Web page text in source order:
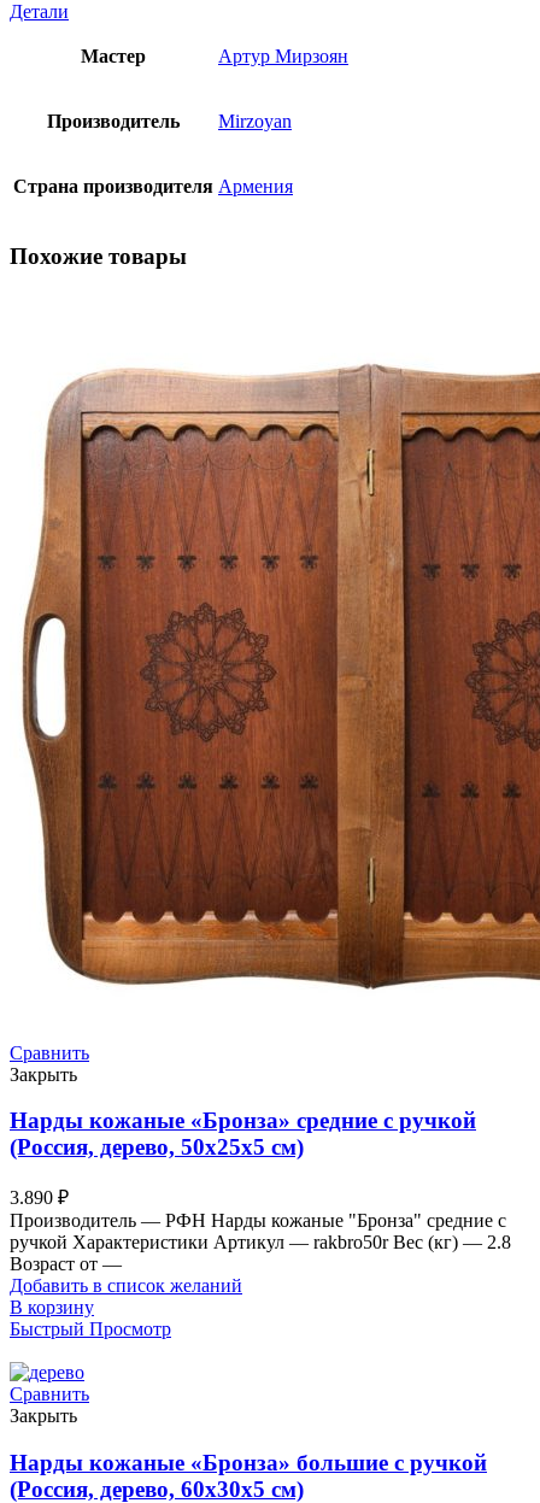
Детали
Мастер Артур Мирзоян
Производитель Mirzoyan
Страна производителя Армения
Похожие товары
Сравнить
Закрыть
Нарды кожаные «Бронза» средние с ручкой
(Россия, дерево, 50х25х5 см)
3.890 ₽
Производитель — РФН Нарды кожаные "Бронза" средние с
ручкой Характеристики Артикул — rakbro50r Вес (кг) — 2.8
Возраст от —
Добавить в список желаний
В корзину
Быстрый Просмотр
Сравнить
Закрыть
Нарды кожаные «Бронза» большие с ручкой
(Россия, дерево, 60х30х5 см)